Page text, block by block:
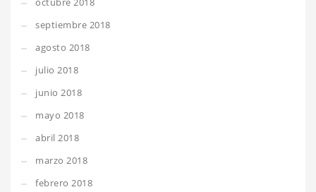
septiembre 2018
agosto 2018
julio 2018
junio 2018
mayo 2018
abril 2018
marzo 2018
febrero 2018